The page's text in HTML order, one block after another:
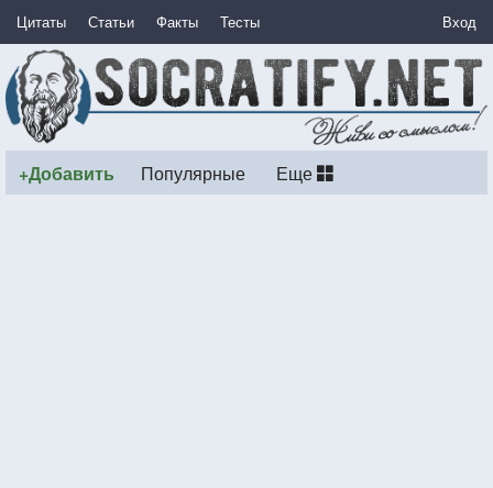
Цитаты Статьи Факты Тесты Вход
+Добавить Популярные Еще